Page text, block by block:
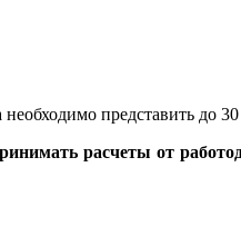
расчеты от